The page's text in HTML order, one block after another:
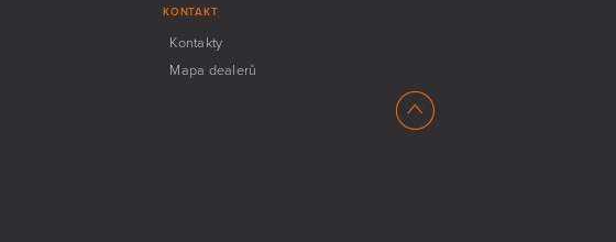
KONTAKT
Kontakty
Mapa dealerů